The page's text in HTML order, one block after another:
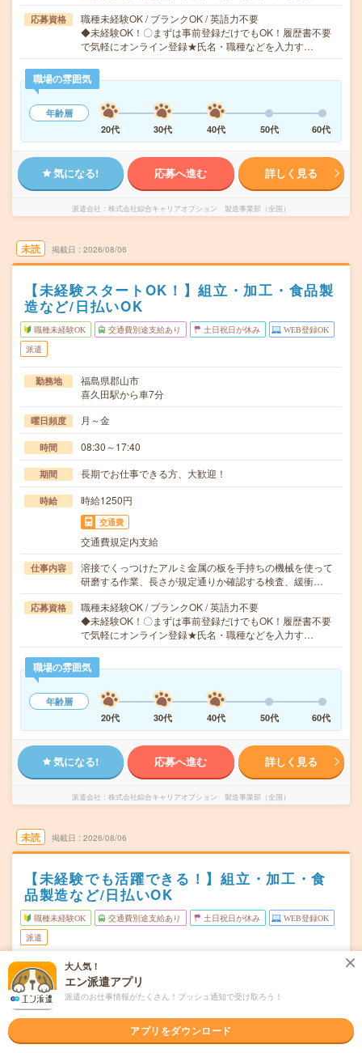
応募資格
職種未経験OK / ブランクOK / 英語力不要
◆未経験OK！〇まずは事前登録だけでもOK！履歴書不要
で気軽にオンライン登録★氏名・職種などを入力す…
職場の雰囲気
年齢層
20代
30代 40代 50代 60代
気になる! 応募へ進む 詳しく見る
派遣会社 株式会社綜合キャリアオプション 製造事業部（全国）
未読 掲載日 2026/08/06
【未経験スタートOK！】組立・加工・食品製
造など/日払いOK
職種未経験OK 交通費別途支給あり 土日祝日が休み WEB登録OK
派遣
勤務地
福島県郡山市
喜久田駅から車7分
曜日頻度 月～金
時間 08:30～17:40
期間 長期でお仕事できる方、大歓迎！
時給 時給1250円
交通費
交通費規定内支給
仕事内容
溶接でくっつけたアルミ金属の板を手持ちの機械を使って
研磨する作業、長さが規定通りか確認する検査、緩衝…
応募資格
職種未経験OK / ブランクOK / 英語力不要
◆未経験OK！〇まずは事前登録だけでもOK！履歴書不要
で気軽にオンライン登録★氏名・職種などを入力す…
職場の雰囲気
年齢層
20代
30代 40代 50代 60代
気になる! 応募へ進む 詳しく見る
派遣会社 株式会社綜合キャリアオプション 製造事業部（全国）
未読 掲載日 2026/08/06
【未経験でも活躍できる！】組立・加工・食
品製造など/日払いOK
職種未経験OK 交通費別途支給あり 土日祝日が休み WEB登録OK
派遣
勤務地
福島県郡山市
郡山(福島県)駅から車10分
曜日頻度
07:30～16:0015:30～00:0023:30～08:00
大人気！
エン派遣アプリ
派遣のお仕事情報がたくさん！プッシュ通知で受け取ろう！
アプリをダウンロード